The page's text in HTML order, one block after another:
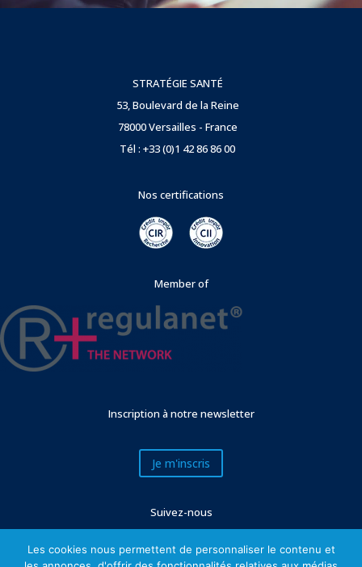
STRATÉGIE SANTÉ
53, Boulevard de la Reine
78000 Versailles - France
Tél : +33 (0)1 42 86 86 00
Nos certifications
Member of
Inscription à notre newsletter
Je m'inscris
Suivez-nous
Les cookies nous permettent de personnaliser le contenu et